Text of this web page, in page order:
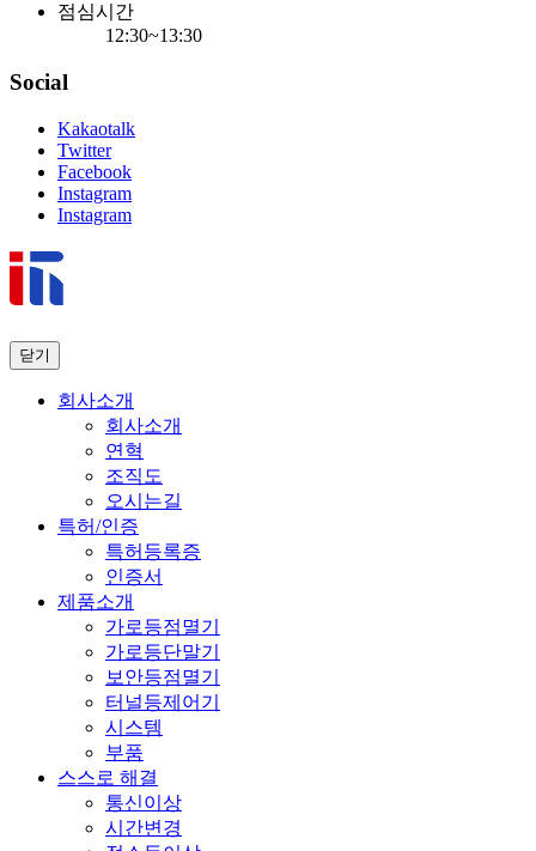
점심시간
12:30~13:30
Social
Kakaotalk
Twitter
Facebook
Instagram
Instagram
닫기
회사소개
회사소개
연혁
조직도
오시는길
특허/인증
특허등록증
인증서
제품소개
가로등점멸기
가로등단말기
보안등점멸기
터널등제어기
시스템
부품
스스로 해결
통신이상
시간변경